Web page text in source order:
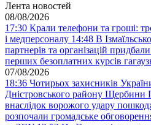
Лента новостей
08/08/2026
17:30 Крали телефони та гроші:
і медперсоналу 14:48 В
партнерів та організацій
перших безоплатних курсів
07/08/2026
18:36 Чотирьох захисників
Дністровського району Щербини
внаслідок ворожого удару
розпочали громадське